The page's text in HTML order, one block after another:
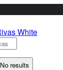
No results